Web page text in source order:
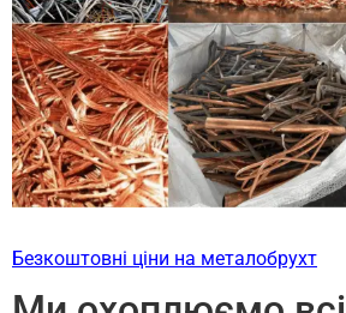
Безкоштовні ціни на металобрухт